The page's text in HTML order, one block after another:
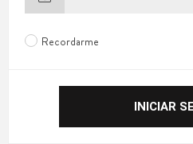
Recordarme